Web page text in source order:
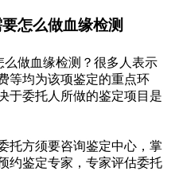
怎么做血缘检测
做血缘检测？很多人表示
等均为该项鉴定的重点环
于委托人所做的鉴定项目是
托方须要咨询鉴定中心，掌
约鉴定专家，专家评估委托